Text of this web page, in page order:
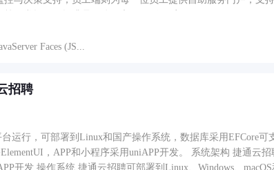
Faces (JS...
招聘
运行，可部署到Linux和国产操作系统，数据库采用EFCore可
，APP和小程序采用uniAPP开发。 系统架构 捷通云
UOS等市面任意主流